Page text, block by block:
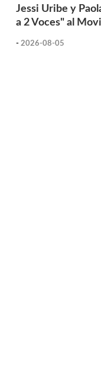
Jessi Uribe y
a 2 Voces" al
- 2026-08-05